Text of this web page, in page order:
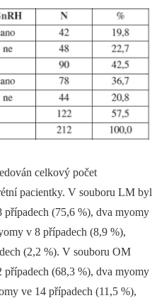
celkový počet
pacientky. V souboru LM byl
(75,6 %), dva myomy
v 8 případech (8,9 %),
(2,2 %). V souboru OM
(68,3 %), dva myomy
ve 14 případech (11,5 %),